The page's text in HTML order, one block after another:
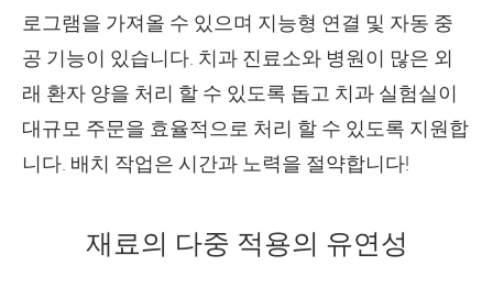
로그램을 가져올 수 있으며 지능형 연결 및 자동 중
공 기능이 있습니다. 치과 진료소와 병원이 많은 외
래 환자 양을 처리 할 수 있도록 돕고 치과 실험실이
대규모 주문을 효율적으로 처리 할 수 있도록 지원합
니다. 배치 작업은 시간과 노력을 절약합니다!
재료의 다중 적용의 유연성